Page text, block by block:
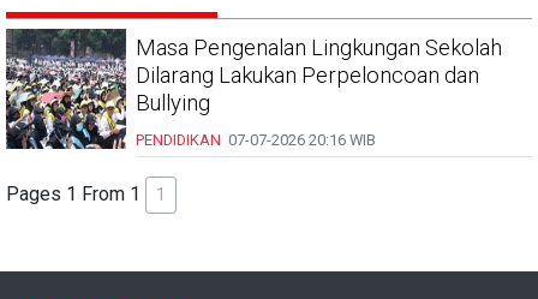
Masa Pengenalan Lingkungan Sekolah
Dilarang Lakukan Perpeloncoan dan
Bullying
PENDIDIKAN 07-07-2026 20:16 WIB
Pages 1 From 1 1